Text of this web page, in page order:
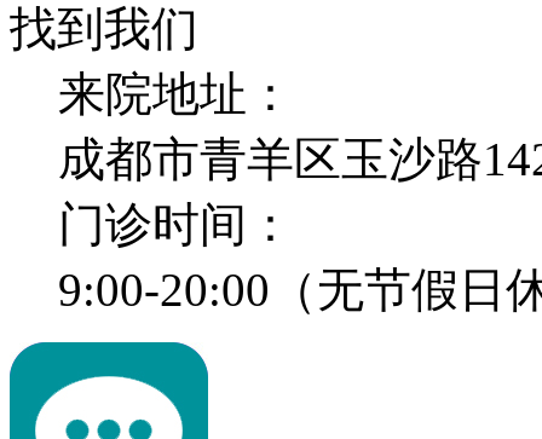
找到我们
来院地址：
成都市青羊区玉沙路
门诊时间：
9:00-20:00（无节假日